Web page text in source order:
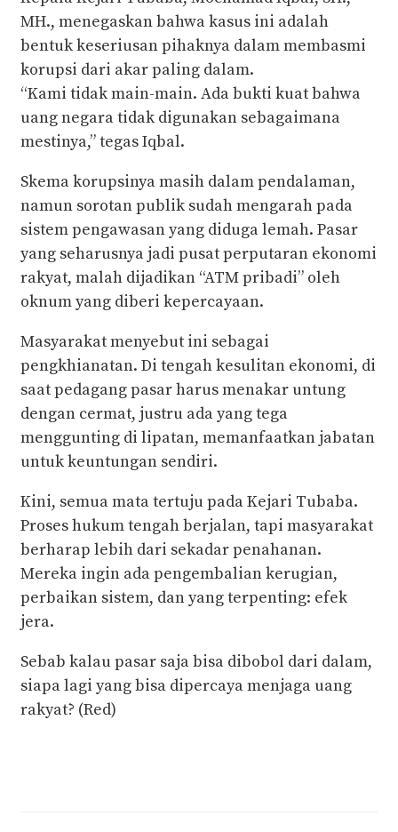
MH., menegaskan bahwa kasus ini adalah
bentuk keseriusan pihaknya dalam membasmi
korupsi dari akar paling dalam.
“Kami tidak main-main. Ada bukti kuat bahwa
uang negara tidak digunakan sebagaimana
mestinya,” tegas Iqbal.
Skema korupsinya masih dalam pendalaman,
namun sorotan publik sudah mengarah pada
sistem pengawasan yang diduga lemah. Pasar
yang seharusnya jadi pusat perputaran ekonomi
rakyat, malah dijadikan “ATM pribadi” oleh
oknum yang diberi kepercayaan.
Masyarakat menyebut ini sebagai
pengkhianatan. Di tengah kesulitan ekonomi, di
saat pedagang pasar harus menakar untung
dengan cermat, justru ada yang tega
menggunting di lipatan, memanfaatkan jabatan
untuk keuntungan sendiri.
Kini, semua mata tertuju pada Kejari Tubaba.
Proses hukum tengah berjalan, tapi masyarakat
berharap lebih dari sekadar penahanan.
Mereka ingin ada pengembalian kerugian,
perbaikan sistem, dan yang terpenting: efek
jera.
Sebab kalau pasar saja bisa dibobol dari dalam,
siapa lagi yang bisa dipercaya menjaga uang
rakyat? (Red)